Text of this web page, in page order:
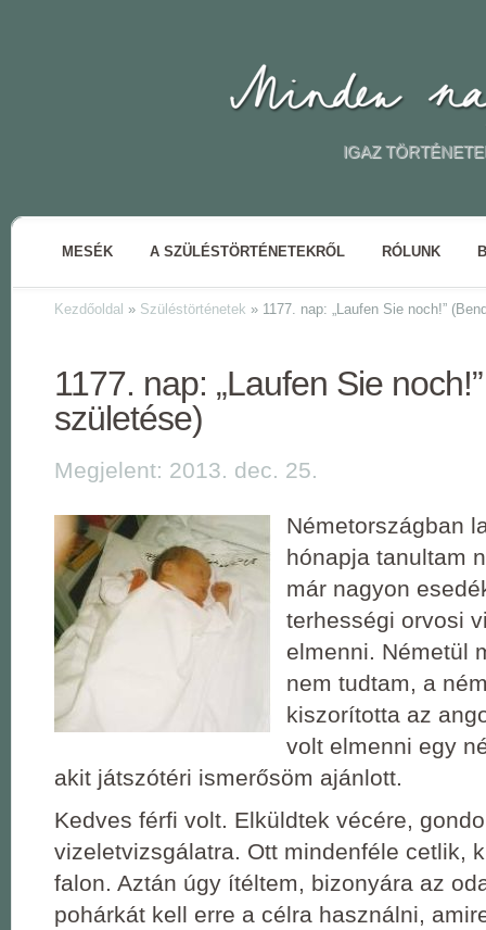
IGAZ
MESÉK A SZÜLÉSTÖRTÉNETEKRŐL RÓLUNK
Kezdőoldal » Szüléstörténetek » 1177. nap: „Laufen Sie noch!”
1177. nap: „Laufen Sie
születése)
Megjelent: 2013. dec. 25.
Németországban
hónapja tanultam
már nagyon
terhességi orvosi
elmenni. Németül
nem tudtam, a
kiszorította az
volt elmenni egy
akit játszótéri ismerősöm ajánlott.
Kedves férfi volt. Elküldtek vécére,
vizeletvizsgálatra. Ott mindenféle cetlik,
falon. Aztán úgy ítéltem, bizonyára az
pohárkát kell erre a célra használni,